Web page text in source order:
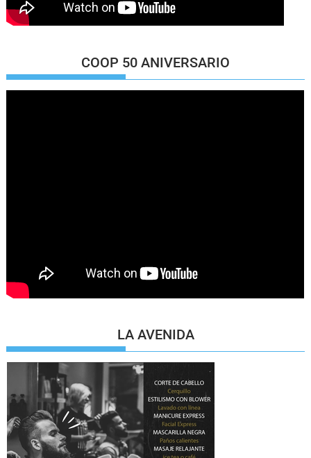
COOP 50 ANIVERSARIO
LA AVENIDA